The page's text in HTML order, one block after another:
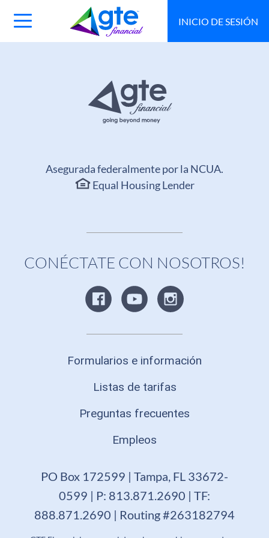
Main
Navigation
INICIO DE SESIÓN
Asegurada federalmente por la NCUA.
Equal Housing Lender
CONÉCTATE CON NOSOTROS!
Formularios e información
Listas de tarifas
Preguntas frecuentes
Empleos
PO Box 172599 | Tampa, FL 33672-
0599 | P: 813.871.2690 | TF:
888.871.2690 | Routing #263182794